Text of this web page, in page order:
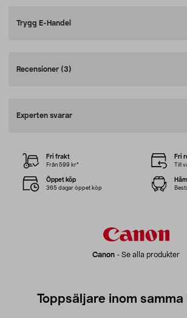
Trygg E-Handel
Recensioner (3)
Experten svarar
Canon - Se alla produkter
Fri frakt
Från 599 kr*
Fri
Till
Öppet köp
365 dagar öppet köp
Toppsäljare inom